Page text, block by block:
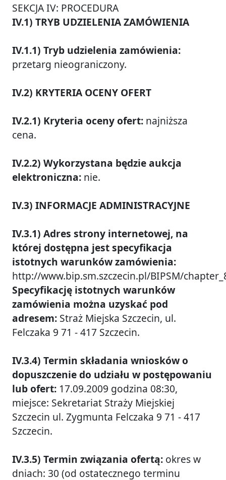
SEKCJA IV: PROCEDURA
IV.1) TRYB UDZIELENIA ZAMÓWIENIA
IV.1.1) Tryb udzielenia zamówienia:
przetarg nieograniczony.
IV.2) KRYTERIA OCENY OFERT
IV.2.1) Kryteria oceny ofert: najniższa
cena.
IV.2.2) Wykorzystana będzie aukcja
elektroniczna: nie.
IV.3) INFORMACJE ADMINISTRACYJNE
IV.3.1) Adres strony internetowej, na
której dostępna jest specyfikacja
istotnych warunków zamówienia:
http://www.bip.sm.szczecin.pl/BIPSM/
Specyfikację istotnych warunków
zamówienia można uzyskać pod
adresem: Straż Miejska Szczecin, ul.
Felczaka 9 71 - 417 Szczecin.
IV.3.4) Termin składania wniosków o
dopuszczenie do udziału w postępowaniu
lub ofert: 17.09.2009 godzina 08:30,
miejsce: Sekretariat Straży Miejskiej
Szczecin ul. Zygmunta Felczaka 9 71 - 417
Szczecin.
IV.3.5) Termin związania ofertą: okres w
dniach: 30 (od ostatecznego terminu